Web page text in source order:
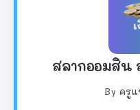
สลากออมสิน
By ครูแ